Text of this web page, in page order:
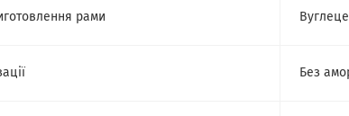
рами
Без